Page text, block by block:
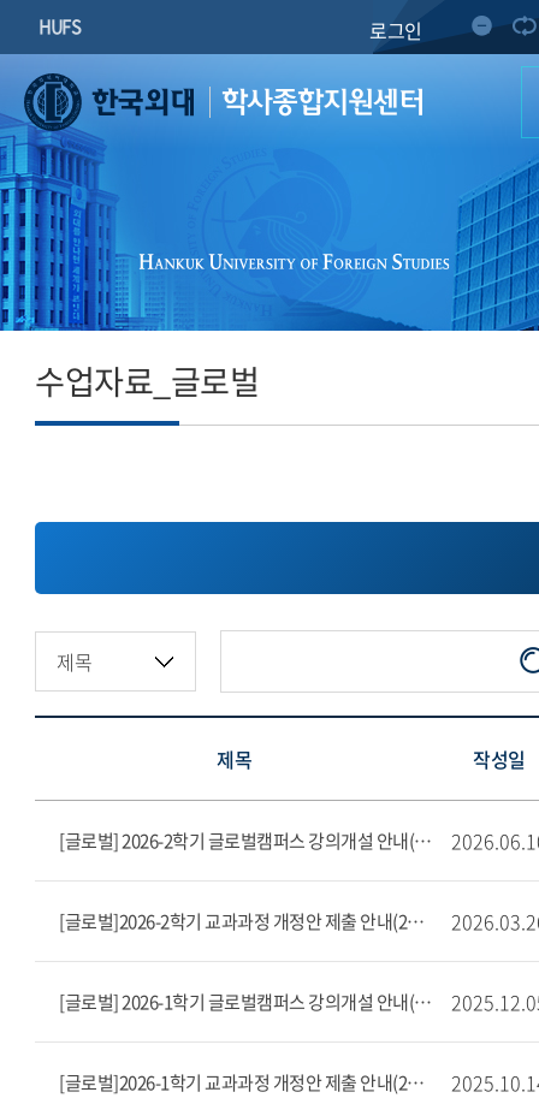
HUFS 로그인
학사종합지원센터
수업자료_글로벌
제목 작성일
[글로벌] 2026-2학기 글로벌캠퍼스 강의개설 안내(6. 4.(목) ~ 6. 17.(수)
[글로벌]2026-2학기 교과과정 개정안 제출 안내(2026. 4.1. ~ 4. 10.)
[글로벌] 2026-1학기 글로벌캠퍼스 강의개설 안내(12. 3.(수) ~ 12. 19.(
[글로벌]2026-1학기 교과과정 개정안 제출 안내(2025.10.13. ~ 10.22.)